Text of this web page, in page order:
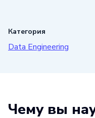
и другие. Таким
не только
После
Категория
Data Engineering
Чему вы